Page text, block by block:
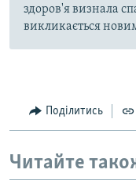
здоров'я визнала
викликається
Поділитись
Читайте